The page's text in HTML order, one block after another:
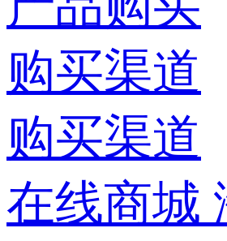
购买渠道
购买渠道
在线商城